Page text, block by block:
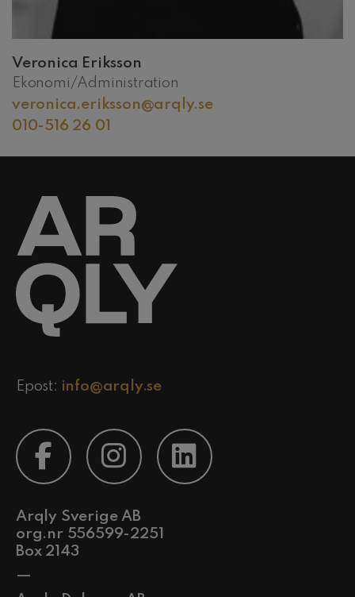
Veronica Eriksson
Ekonomi/Administration
veronica.eriksson@arqly.se
010-516 26 01
Epost: info@arqly.se
Arqly Sverige AB
org.nr 556599-2251
Box 2143
—